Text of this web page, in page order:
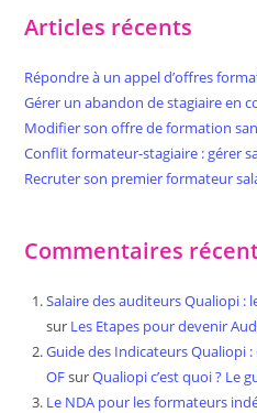
Articles récents
Répondre à un appel d’offres
Gérer un abandon de stagiaire en
Modifier son offre de formation
Conflit formateur-stagiaire : gérer
Recruter son premier formateur
Commentaires
Salaire des auditeurs Qualiopi :
sur Les Etapes pour devenir
Guide des Indicateurs Qualiopi
OFsurQualiopi c’est quoi ? Le
Le NDA pour les formateurs